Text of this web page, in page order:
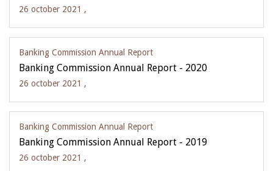
26 october 2021 ,
Banking Commission Annual Report
Banking Commission Annual Report - 2020
26 october 2021 ,
Banking Commission Annual Report
Banking Commission Annual Report - 2019
26 october 2021 ,